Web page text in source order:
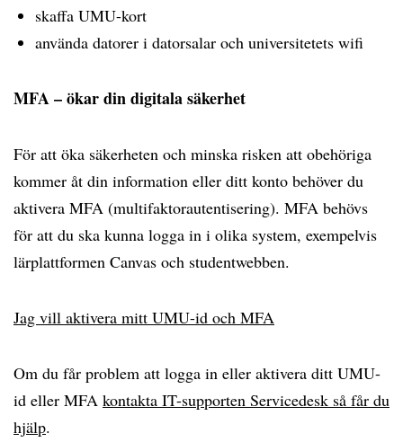
skaffa UMU-kort
använda datorer i datorsalar och universitetets wifi
MFA – ökar din digitala säkerhet
För att öka säkerheten och minska risken att obehöriga
kommer åt din information eller ditt konto behöver du
aktivera MFA (multifaktorautentisering). MFA behövs
för att du ska kunna logga in i olika system, exempelvis
lärplattformen Canvas och studentwebben.
Jag vill aktivera mitt UMU-id och MFA
Om du får problem att logga in eller aktivera ditt UMU-
id eller MFA kontakta IT-supporten Servicedesk så får du
hjälp.